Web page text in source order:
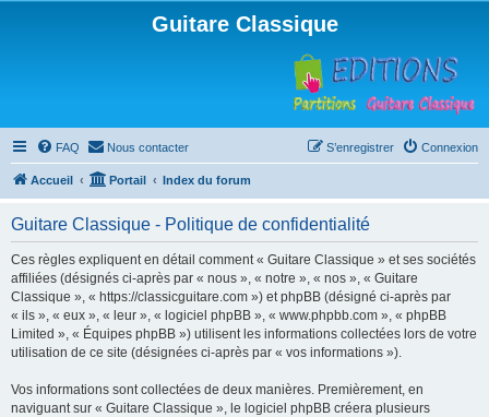
Guitare Classique
FAQ Nous contacter Connexion
S’enregistrer
Accueil Portail Index du forum
Guitare Classique - Politique de confidentialité
Ces règles expliquent en détail comment « Guitare Classique » et ses sociétés
affiliées (désignés ci-après par « nous », « notre », « nos », « Guitare
Classique », « https://classicguitare.com ») et phpBB (désigné ci-après par
« ils », « eux », « leur », « logiciel phpBB », « www.phpbb.com », « phpBB
Limited », « Équipes phpBB ») utilisent les informations collectées lors de votre
utilisation de ce site (désignées ci-après par « vos informations »).
Vos informations sont collectées de deux manières. Premièrement, en
naviguant sur « Guitare Classique », le logiciel phpBB créera plusieurs